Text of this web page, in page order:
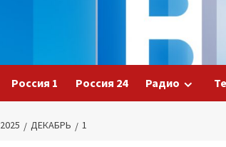
Россия 1 Россия 24 Радио
2025 ДЕКАБРЬ 1